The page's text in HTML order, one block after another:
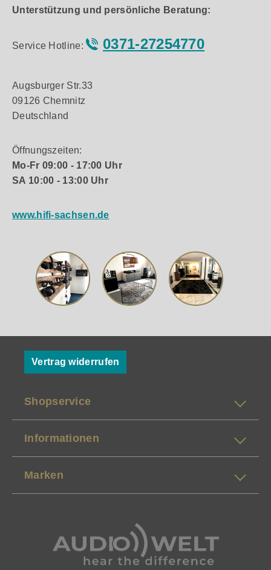
Unterstützung und persönliche Beratung:
Service Hotline: 0371-27254770
Augsburger Str.33
09126 Chemnitz
Deutschland
Öffnungszeiten:
Mo-Fr 09:00 - 17:00 Uhr
SA 10:00 - 13:00 Uhr
www.hifi-sachsen.de
Vertrag widerrufen
Shopservice
Informationen
Marken